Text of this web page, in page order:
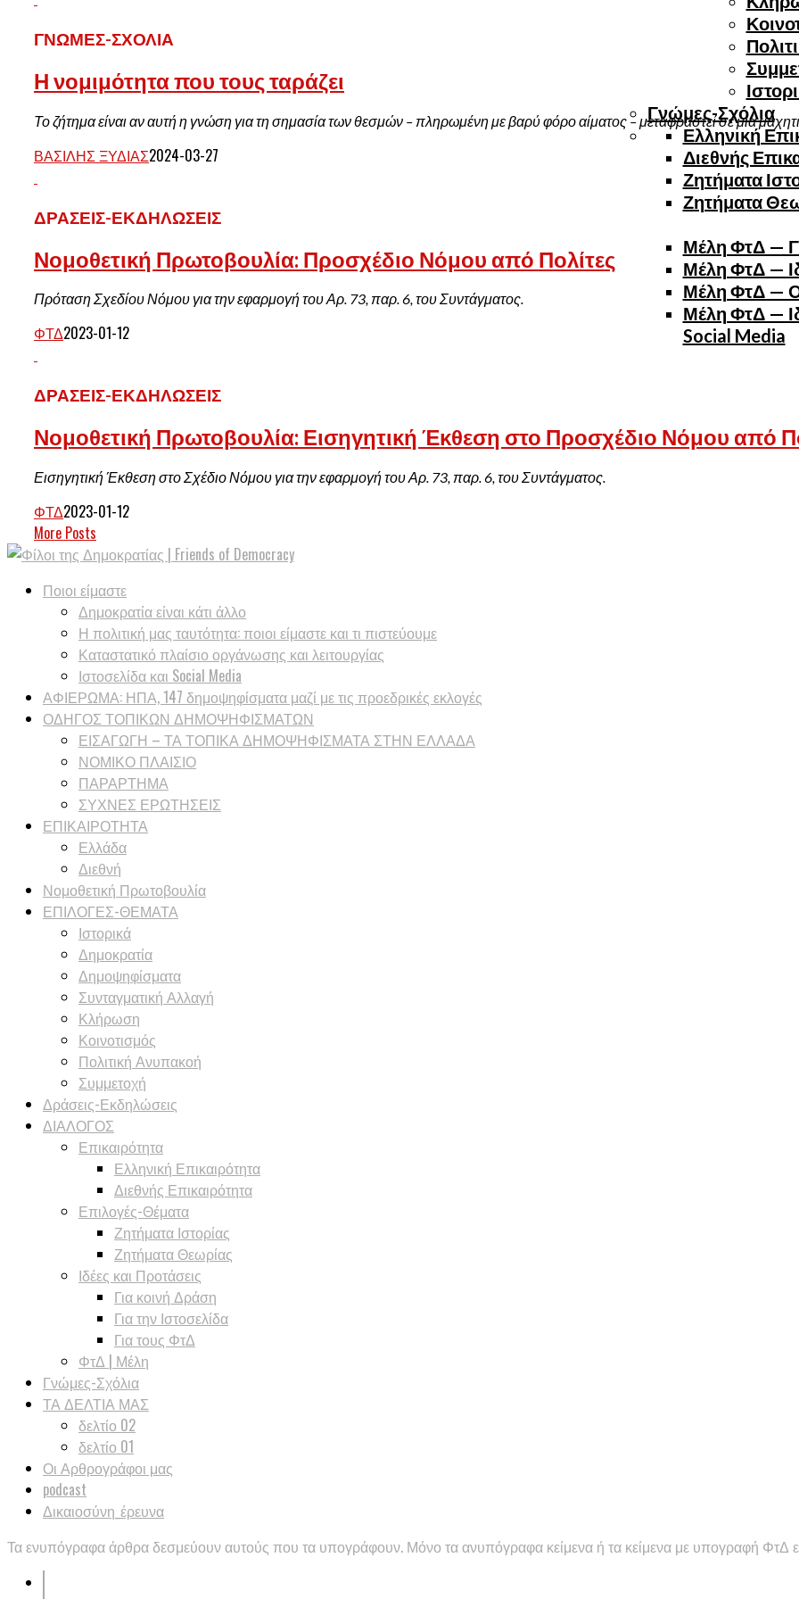
Γνώμες-Σχόλια
Ελληνική
Διεθνής
Ζητήματα
Ζητήματα
Μέλη ΦτΔ —
Μέλη ΦτΔ —
Μέλη ΦτΔ —
Μέλη ΦτΔ —
Social Media
ΓΝΏΜΕΣ-ΣΧΌΛΙΑ
Η νομιμότητα που τους ταράζει
Το ζήτημα είναι αν αυτή η γνώση για τη σημασία των θεσμών – πληρωμένη με βαρύ φόρο αίματος – μεταφραστεί σε μια
ΒΑΣΊΛΗΣ ΞΥΔΙΆΣ2024-03-27
ΔΡΆΣΕΙΣ-ΕΚΔΗΛΏΣΕΙΣ
Νομοθετική Πρωτοβουλία: Προσχέδιο Νόμου από Πολίτες
Πρόταση Σχεδίου Νόμου για την εφαρμογή του Αρ. 73, παρ. 6, του Συντάγματος.
ΦΤΔ2023-01-12
ΔΡΆΣΕΙΣ-ΕΚΔΗΛΏΣΕΙΣ
Νομοθετική Πρωτοβουλία: Εισηγητική Έκθεση στο Προσχέδιο Νόμου από
Εισηγητική Έκθεση στο Σχέδιο Νόμου για την εφαρμογή του Αρ. 73, παρ. 6, του Συντάγματος.
ΦΤΔ2023-01-12
More Posts
Ποιοι είμαστε
Δημοκρατία είναι κάτι άλλο
Η πολιτική μας ταυτότητα: ποιοι είμαστε και τι πιστεύουμε
Καταστατικό πλαίσιο οργάνωσης και λειτουργίας
Ιστοσελίδα και Social Media
ΑΦΙΕΡΩΜΑ: ΗΠΑ, 147 δημοψηφίσματα μαζί με τις προεδρικές εκλογές
ΟΔΗΓΟΣ ΤΟΠΙΚΩΝ ΔΗΜΟΨΗΦΙΣΜΑΤΩΝ
ΕΙΣΑΓΩΓΗ – ΤΑ ΤΟΠΙΚΑ ΔΗΜΟΨΗΦΙΣΜΑΤΑ ΣΤΗΝ ΕΛΛΑΔΑ
ΝΟΜΙΚΟ ΠΛΑΙΣΙΟ
ΠΑΡΑΡΤΗΜΑ
ΣΥΧΝΕΣ ΕΡΩΤΗΣΕΙΣ
ΕΠΙΚΑΙΡΟΤΗΤΑ
Ελλάδα
Διεθνή
Νομοθετική Πρωτοβουλία
ΕΠΙΛΟΓΕΣ-ΘΕΜΑΤΑ
Ιστορικά
Δημοκρατία
Δημοψηφίσματα
Συνταγματική Αλλαγή
Κλήρωση
Κοινοτισμός
Πολιτική Ανυπακοή
Συμμετοχή
Δράσεις-Εκδηλώσεις
ΔΙΑΛΟΓΟΣ
Επικαιρότητα
Ελληνική Επικαιρότητα
Διεθνής Επικαιρότητα
Επιλογές-Θέματα
Ζητήματα Ιστορίας
Ζητήματα Θεωρίας
Ιδέες και Προτάσεις
Για κοινή Δράση
Για την Ιστοσελίδα
Για τους ΦτΔ
ΦτΔ | Μέλη
Γνώμες-Σχόλια
ΤΑ ΔΕΛΤΙΑ ΜΑΣ
δελτίο 02
δελτίο 01
Οι Αρθρογράφοι μας
podcast
Δικαιοσύνη_έρευνα
Τα ενυπόγραφα άρθρα δεσμεύουν αυτούς που τα υπογράφουν. Μόνο τα ανυπόγραφα κείμενα ή τα κείμενα με υπογραφή ΦτΔ